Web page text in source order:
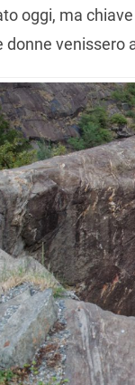
oggi, ma
donne venissero